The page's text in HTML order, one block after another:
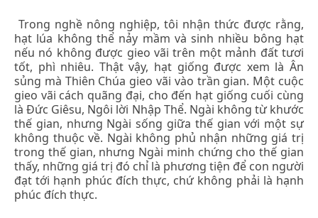
Trong nghề nông nghiệp, tôi nhận thức được rằng,
hạt lúa không thể nảy mầm và sinh nhiều bông hạt
nếu nó không được gieo vãi trên một mảnh đất tươi
tốt, phì nhiêu. Thật vậy, hạt giống được xem là Ân
sủng mà Thiên Chúa gieo vãi vào trần gian. Một cuộc
gieo vãi cách quãng đại, cho đến hạt giống cuối cùng
là Đức Giêsu, Ngôi lời Nhập Thể. Ngài không từ khước
thế gian, nhưng Ngài sống giữa thế gian với một sự
không thuộc về. Ngài không phủ nhận những giá trị
trong thế gian, nhưng Ngài minh chứng cho thế gian
thấy, những giá trị đó chỉ là phương tiện để con người
đạt tới hạnh phúc đích thực, chứ không phải là hạnh
phúc đích thực.